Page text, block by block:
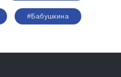
#Бабушкина